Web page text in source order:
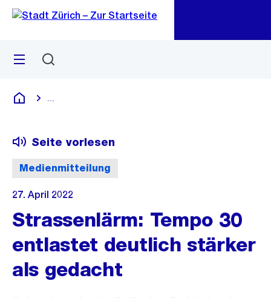
Navigation
Sprunglink
Menü
Deutsch
Medienmitteilung
Seite vorlesen
27. April 2022
Strassenlärm: Tempo 30
entlastet deutlich stärker
als gedacht